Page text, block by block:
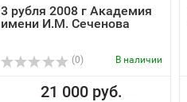
3 рубля 2008 г Академия
имени И.М. Сеченова
(0) В наличии
21 000 руб.